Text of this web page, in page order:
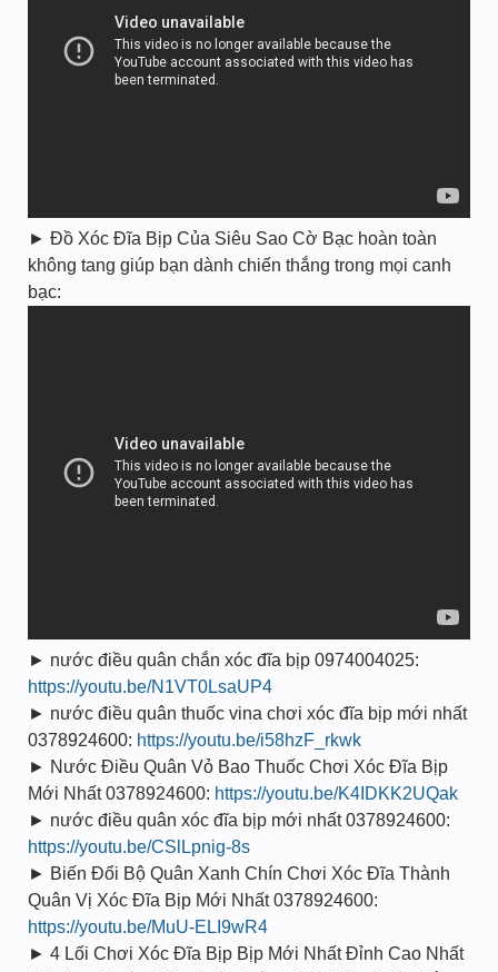
► Đồ Xóc Đĩa Bịp Của Siêu Sao Cờ Bạc hoàn toàn
không tang giúp bạn dành chiến thắng trong mọi canh
bạc:
► nước điều quân chắn xóc đĩa bịp 0974004025:
https://youtu.be/N1VT0LsaUP4
► nước điều quân thuốc vina chơi xóc đĩa bịp mới nhất
0378924600: https://youtu.be/i58hzF_rkwk
► Nước Điều Quân Vỏ Bao Thuốc Chơi Xóc Đĩa Bịp
Mới Nhất 0378924600: https://youtu.be/K4IDKK2UQak
► nước điều quân xóc đĩa bịp mới nhất 0378924600:
https://youtu.be/CSlLpnig-8s
► Biến Đổi Bộ Quân Xanh Chín Chơi Xóc Đĩa Thành
Quân Vị Xóc Đĩa Bịp Mới Nhất 0378924600:
https://youtu.be/MuU-ELI9wR4
► 4 Lối Chơi Xóc Đĩa Bịp Bịp Mới Nhất Đỉnh Cao Nhất